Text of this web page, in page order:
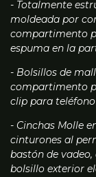
- Totalmente
moldeada por
compartimento
espuma en la
- Bolsillos de
compartimento
clip para teléfono
- Cinchas Molle
cinturones al
bastón de
bolsillo exterior